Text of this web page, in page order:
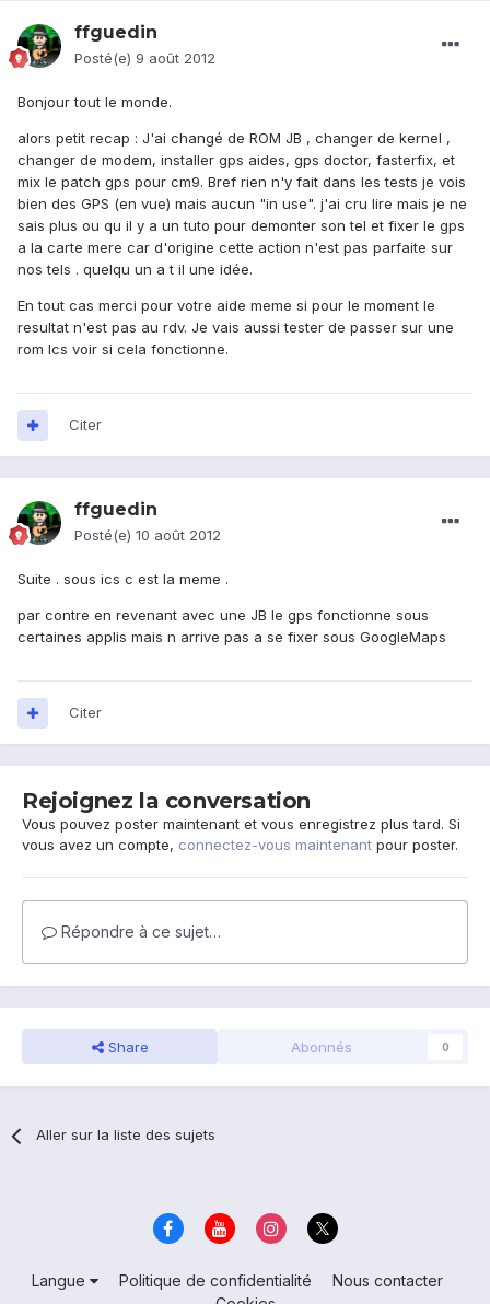
ffguedin
Posté(e) 9 août 2012
Bonjour tout le monde.
alors petit recap : J'ai changé de ROM JB , changer de kernel ,
changer de modem, installer gps aides, gps doctor, fasterfix, et
mix le patch gps pour cm9. Bref rien n'y fait dans les tests je vois
bien des GPS (en vue) mais aucun "in use". j'ai cru lire mais je ne
sais plus ou qu il y a un tuto pour demonter son tel et fixer le gps
a la carte mere car d'origine cette action n'est pas parfaite sur
nos tels . quelqu un a t il une idée.
En tout cas merci pour votre aide meme si pour le moment le
resultat n'est pas au rdv. Je vais aussi tester de passer sur une
rom Ics voir si cela fonctionne.
Citer
ffguedin
Posté(e) 10 août 2012
Suite . sous ics c est la meme .
par contre en revenant avec une JB le gps fonctionne sous
certaines applis mais n arrive pas a se fixer sous GoogleMaps
Citer
Rejoignez la conversation
Vous pouvez poster maintenant et vous enregistrez plus tard. Si
vous avez un compte, connectez-vous maintenant pour poster.
Répondre à ce sujet…
Share Abonnés 0
Aller sur la liste des sujets
Langue Politique de confidentialité
Nous contacter